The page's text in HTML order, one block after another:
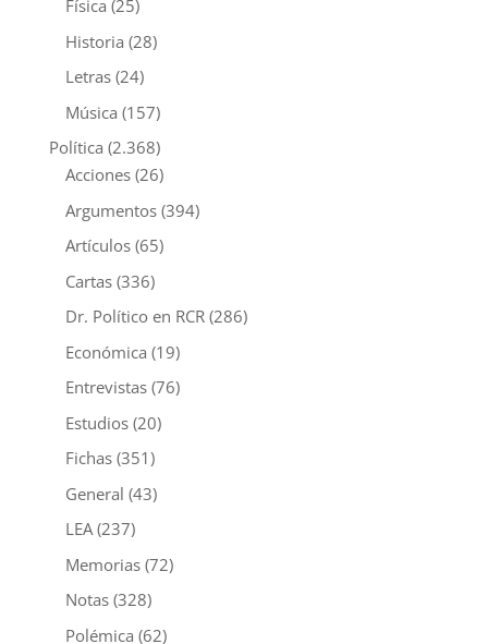
Física (25)
Historia (28)
Letras(24)
Música (157)
Política (2.368)
Acciones(26)
Argumentos(394)
Artículos(65)
Cartas(336)
Dr. Político en RCR(286)
Económica (19)
Entrevistas(76)
Estudios(20)
Fichas(351)
General (43)
LEA(237)
Memorias(72)
Notas(328)
Polémica (62)